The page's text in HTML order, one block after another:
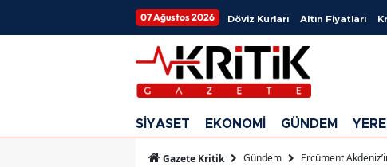
07 Ağustos 2026 Döviz Kurları Altın Fiyatları
SİYASET EKONOMİ GÜNDEM
Gazete Kritik Gündem Ercüment